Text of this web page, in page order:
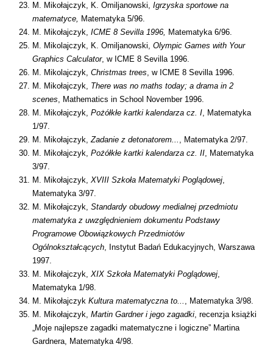
M. Mikołajczyk, K. Omiljanowski, Igrzyska sportowe na
matematyce, Matematyka 5/96.
M. Mikołajczyk, ICME 8 Sevilla 1996, Matematyka 6/96.
M. Mikolajczyk, K. Omiljanowski, Olympic Games with Your
Graphics Calculator, w ICME 8 Sevilla 1996.
M. Mikolajczyk, Christmas trees, w ICME 8 Sevilla 1996.
M. Mikołajczyk, There was no maths today; a drama in 2
scenes, Mathematics in School November 1996.
M. Mikołajczyk, Pożółkłe kartki kalendarza cz. I, Matematyka
1/97.
M. Mikołajczyk,Zadanie z detonatorem... , Matematyka 2/97.
M. Mikołajczyk, Pożółkłe kartki kalendarza cz. II, Matematyka
3/97.
M. Mikołajczyk, XVIII Szkoła Matematyki Poglądowej,
Matematyka 3/97.
M. Mikołajczyk, Standardy obudowy medialnej przedmiotu
matematyka z uwzględnieniem dokumentu Podstawy
Programowe Obowiązkowych Przedmiotów
Ogólnokształcących, Instytut Badań Edukacyjnych, Warszawa
1997.
M. Mikołajczyk, XIX Szkoła Matematyki Poglądowej,
Matematyka 1/98.
M. Mikołajczyk Kultura matematyczna to... , Matematyka 3/98.
M. Mikołajczyk, Martin Gardner i jego zagadki, recenzja książki
„Moje najlepsze zagadki matematyczne i logiczne” Martina
Gardnera, Matematyka 4/98.